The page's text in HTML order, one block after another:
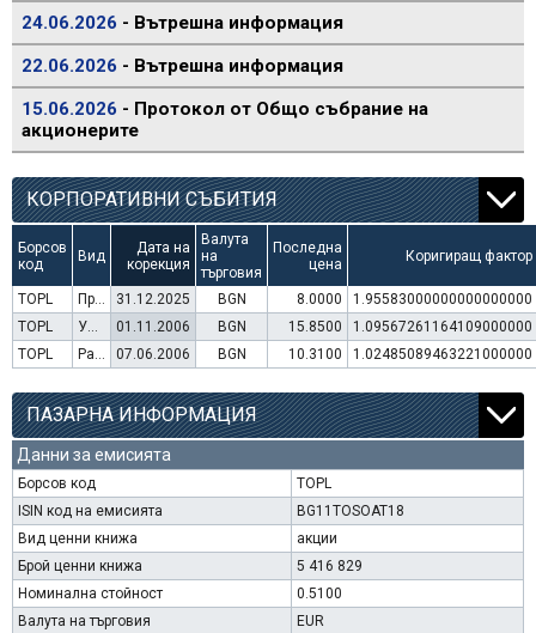
24.06.2026 - Вътрешна информация
22.06.2026 - Вътрешна информация
15.06.2026 - Протокол от Общо събрание на
акционерите
КОРПОРАТИВНИ СЪБИТИЯ
Борсов
код
Вид
Дата на
корекция
Валута
на
търговия
Последна
цена
Коригиращ фактор
TOPL Преминаване към търговия в Евро 31.12.2025 BGN 8.0000
1.95583000000000000000
TOPL
Увеличение на капитал (права) 01.11.2006 BGN 15.8500
1.09567261164109000000
TOPL
Раздаване на дивидент 07.06.2006 BGN 10.3100 1.02485089463221000000
ПАЗАРНА ИНФОРМАЦИЯ
Данни за емисията
Борсов код
TOPL
ISIN код на емисията
BG11TOSOAT18
Вид ценни книжа
акции
Брой ценни книжа
5 416 829
Номинална стойност
0.5100
Валута на търговия
EUR